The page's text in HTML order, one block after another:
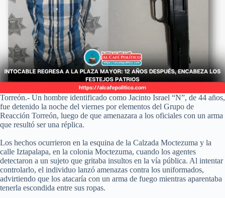
Torreón.- Un hombre identificado como Jacinto Israel “N”, de 44 años,
fue detenido la noche del viernes por elementos del Grupo de
Reacción Torreón, luego de que amenazara a los oficiales con un arma
que resultó ser una réplica.
Los hechos ocurrieron en la esquina de la Calzada Moctezuma y la
calle Iztapalapa, en la colonia Moctezuma, cuando los agentes
detectaron a un sujeto que gritaba insultos en la vía pública. Al intentar
controlarlo, el individuo lanzó amenazas contra los uniformados,
advirtiendo que los atacaría con un arma de fuego mientras aparentaba
tenerla escondida entre sus ropas.